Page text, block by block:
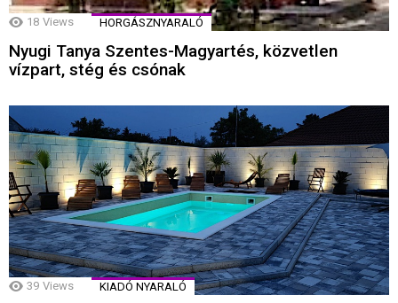
18 Views HORGÁSZNYARALÓ
Nyugi Tanya Szentes-Magyartés, közvetlen
vízpart, stég és csónak
39 Views KIADÓ NYARALÓ